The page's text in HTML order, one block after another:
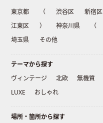
東京都 （ 渋谷区 新宿区
江東区
） 神奈川県 （
埼玉県
その他
テーマから探す
ヴィンテージ
北欧 無機質
LUXE
おしゃれ
場所・箇所から探す